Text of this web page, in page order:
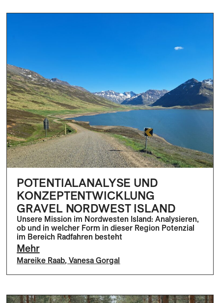
POTENTIALANALYSE UND
KONZEPTENTWICKLUNG
GRAVEL NORDWEST ISLAND
Unsere Mission im Nordwesten Island: Analysieren,
ob und in welcher Form in dieser Region Potenzial
im Bereich Radfahren besteht
Mehr
Mareike Raab,Vanesa Gorgal